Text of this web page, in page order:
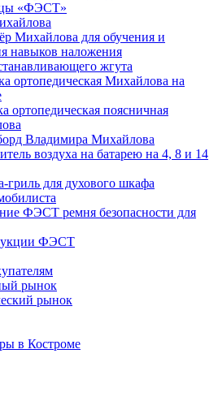
«ФЭСТ»
Михайлова для обучения и
навыков наложения
жгута
ортопедическая Михайлова на
ортопедическая поясничная
Владимира Михайлова
воздуха на батарею на 4, 8 и 14
гриль для духового шкафа
ФЭСТ ремня безопасности для
ФЭСТ
рынок
рынок
в Костроме